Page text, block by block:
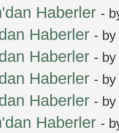
Haberler -
Haberler - by
Haberler - by
Haberler - by
Haberler - by
Haberler -